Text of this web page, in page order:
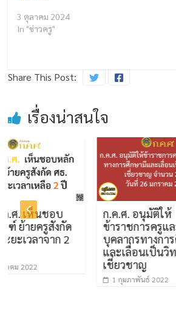
3 ตุลาคม 2024
In "ข่าวครู"
Share This Post:
เรื่องน่าสนใจ
นชอบ
รูสังกัด
าจาก 2
ก.ค.ศ. อนุมัติให้
ข้าราชการครูและ
บุคลากรทางการศึกษามี
และเลื่อนเป็นวิทยฐานะ
เชี่ยวชาญ
1 กุมภาพันธ์ 2022